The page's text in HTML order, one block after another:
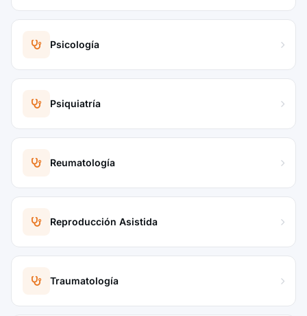
Psicología
Psiquiatría
Reumatología
Reproducción Asistida
Traumatología